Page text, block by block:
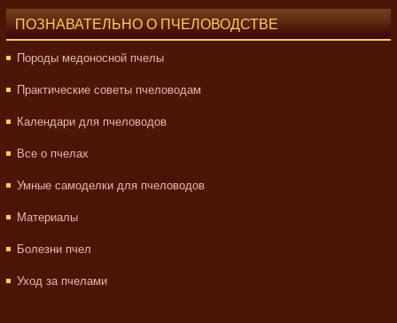
ПОЗНАВАТЕЛЬНО О ПЧЕЛОВОДСТВЕ
Породы медоносной пчелы
Практические советы пчеловодам
Календари для пчеловодов
Все о пчелах
Умные самоделки для пчеловодов
Материалы
Болезни пчел
Уход за пчелами